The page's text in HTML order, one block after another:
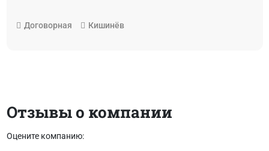
Договорная Кишинёв
Отзывы о компании
Оцените компанию: